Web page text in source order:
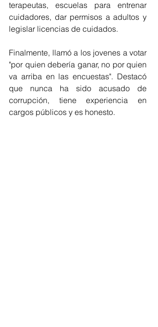
terapeutas, escuelas para entrenar
cuidadores, dar permisos a adultos y
legislar licencias de cuidados.
Finalmente, llamó a los jovenes a votar
"por quien debería ganar, no por quien
va arriba en las encuestas". Destacó
que nunca ha sido acusado de
corrupción, tiene experiencia en
cargos públicos y es honesto.